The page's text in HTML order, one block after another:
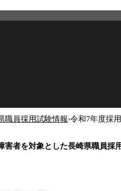
職員採用試験情報›令和7年度採
者を対象とした長崎県職員採